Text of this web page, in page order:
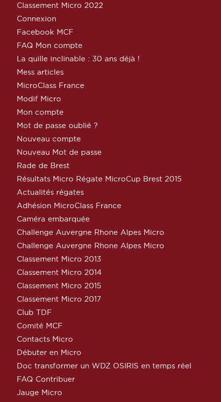
Classement Micro 2022
Connexion
Facebook MCF
FAQ Mon compte
La quille inclinable : 30 ans déjà !
Mess articles
MicroClass France
Modif Micro
Mon compte
Mot de passe oublié ?
Nouveau compte
Nouveau Mot de passe
Rade de Brest
Résultats Micro Régate MicroCup Brest 2015
Actualités régates
Adhésion MicroClass France
Caméra embarquée
Challenge Auvergne Rhone Alpes Micro
Challenge Auvergne Rhone Alpes Micro
Classement Micro 2013
Classement Micro 2014
Classement Micro 2015
Classement Micro 2017
Club TDF
Comité MCF
Contacts Micro
Débuter en Micro
Doc transformer un WDZ OSIRIS en temps réel
FAQ Contribuer
Jauge Micro